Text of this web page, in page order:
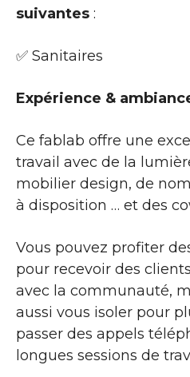
suivantes :
✅ Sanitaires
Expérience &
Ce fablab offre une
travail avec de la
mobilier design, de
à disposition … et des
Vous pouvez profiter
pour recevoir des
avec la communauté,
aussi vous isoler pour
passer des appels
longues sessions de